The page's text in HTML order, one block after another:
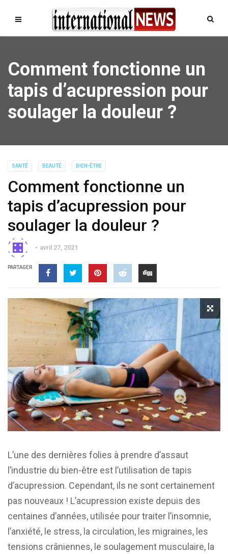
Comment fonctionne un
tapis d’acupression pour
soulager la douleur ?
SANTÉ BEAUTÉ BIEN-ÊTRE
Comment fonctionne un
tapis d’acupression pour
soulager la douleur ?
avril 27, 2021
PARTAGER
L’une des dernières folies à prendre d’assaut
l’industrie du bien-être est l’utilisation de tapis
d’acupression. Cependant, ils ne sont certainement
pas nouveaux ! L’acupression existe depuis des
centaines d’années, utilisée pour traiter l’insomnie,
l’anxiété, le stress, la circulation, les migraines, les
tensions crâniennes, le soulagement musculaire, la